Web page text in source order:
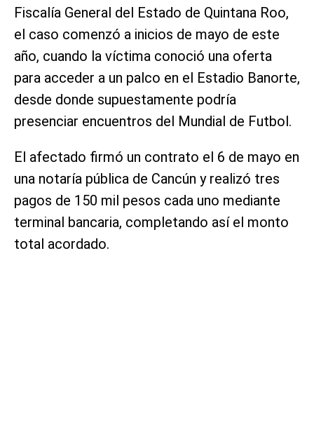
Fiscalía General del Estado de Quintana Roo,
el caso comenzó a inicios de mayo de este
año, cuando la víctima conoció una oferta
para acceder a un palco en el Estadio Banorte,
desde donde supuestamente podría
presenciar encuentros del Mundial de Futbol.
El afectado firmó un contrato el 6 de mayo en
una notaría pública de Cancún y realizó tres
pagos de 150 mil pesos cada uno mediante
terminal bancaria, completando así el monto
total acordado.